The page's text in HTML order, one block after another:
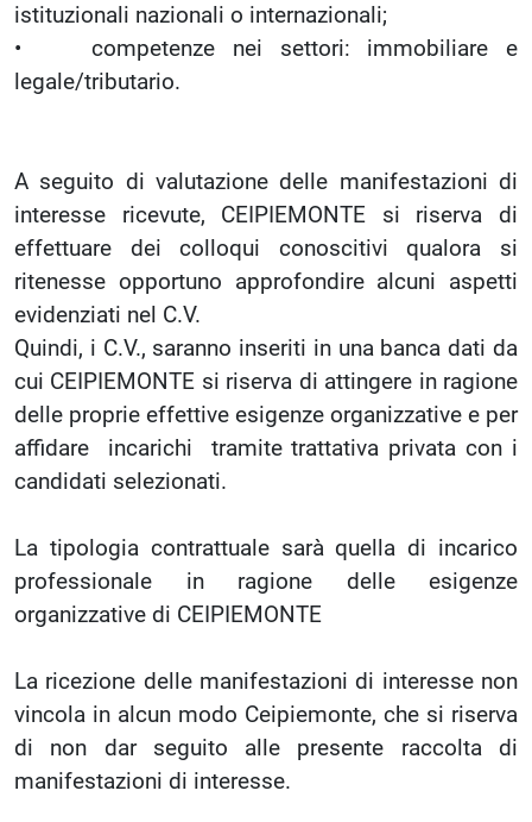
istituzionali nazionali o internazionali;
• competenze nei settori: immobiliare e
legale/tributario.
A seguito di valutazione delle manifestazioni di
interesse ricevute, CEIPIEMONTE si riserva di
effettuare dei colloqui conoscitivi qualora si
ritenesse opportuno approfondire alcuni aspetti
evidenziati nel C.V.
Quindi, i C.V., saranno inseriti in una banca dati da
cui CEIPIEMONTE si riserva di attingere in ragione
delle proprie effettive esigenze organizzative e per
affidare incarichi tramite trattativa privata con i
candidati selezionati.
La tipologia contrattuale sarà quella di incarico
professionale in ragione delle esigenze
organizzative di CEIPIEMONTE
La ricezione delle manifestazioni di interesse non
vincola in alcun modo Ceipiemonte, che si riserva
di non dar seguito alle presente raccolta di
manifestazioni di interesse.